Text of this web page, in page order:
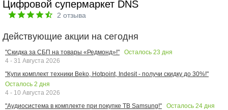
Цифровой супермаркет DNS
2 отзыва
Действующие акции на сегодня
"Скидка за СБП на товары «Редмонд»!" Осталось 23 дня
4 - 31 Августа 2026
"Купи комплект техники Beko, Hotpoint, Indesit - получи скидку до 30%!"
Осталось 2 дня
4 - 10 Августа 2026
"Аудиосистема в комплекте при покупке ТВ Samsung!"
Осталось 24 дня